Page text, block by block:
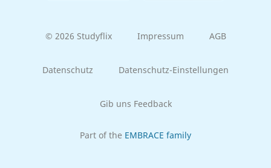
© 2026 Studyflix Impressum AGB
Datenschutz Datenschutz-Einstellungen
Gib uns Feedback
Part of the EMBRACE family